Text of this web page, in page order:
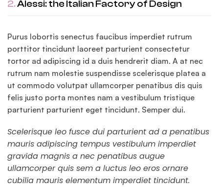
2.Alessi: the Italian Factory of Design
Purus lobortis senectus faucibus imperdiet rutrum
porttitor tincidunt laoreet parturient consectetur
tortor ad adipiscing id a duis hendrerit diam. A at nec
rutrum nam molestie suspendisse scelerisque platea a
ut commodo volutpat ullamcorper penatibus dis quis
felis justo porta montes nam a vestibulum tristique
parturient parturient eget tincidunt. Semper dui.
Scelerisque leo fusce dui parturient ad a penatibus
mauris adipiscing tempus vestibulum imperdiet
gravida magnis a nec penatibus augue
ullamcorper quis sem a luctus leo eros ornare
cubilia mauris elementum imperdiet tincidunt.